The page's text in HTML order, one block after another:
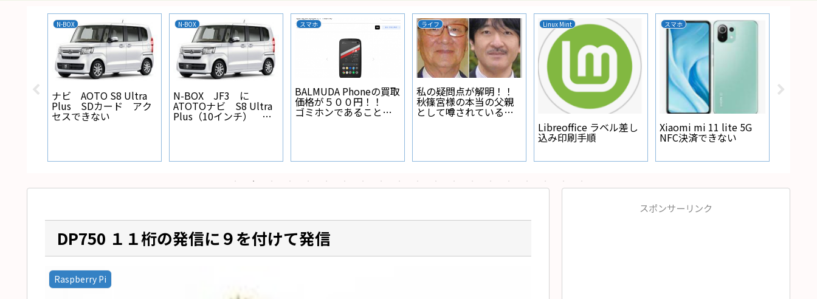
N-BOX
ナビ AOTO S8 Ultra
Plus SDカード アク
セスできない
N-BOX
N-BOX JF3 に
ATOTOナビ S8 Ultra
Plus（10インチ） を
取り付けた
スマホ
BALMUDA Phoneの買取
価格が５００円！！
ゴミホンであることが
ライフ
私の疑問点が解明！！
秋篠宮様の本当の父親
として噂されている人
Linux Mint
Libreoffice ラベル差し
込み印刷手順
スマホ
Xiaomi mi 11 lite 5G
NFC決済できない
DP750 １１桁の発信に９を付けて発信
Raspberry Pi
スポンサーリンク